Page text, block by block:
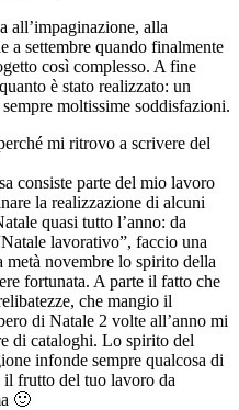
all’impaginazione, alla
a settembre quando finalmente
così complesso. A fine
è stato realizzato: un
moltissime soddisfazioni.
mi ritrovo a scrivere del
consiste parte del mio lavoro
la realizzazione di alcuni
quasi tutto l’anno: da
lavorativo”, faccio una
metà novembre lo spirito della
fortunata. A parte il fatto che
che mangio il
di Natale 2 volte all’anno mi
di cataloghi. Lo spirito del
infonde sempre qualcosa di
frutto del tuo lavoro da
🙂